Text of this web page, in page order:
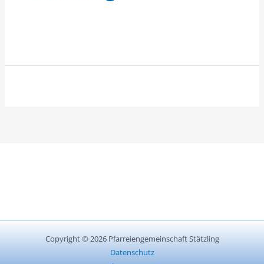
Copyright © 2026 Pfarreiengemeinschaft Stätzling
Datenschutz